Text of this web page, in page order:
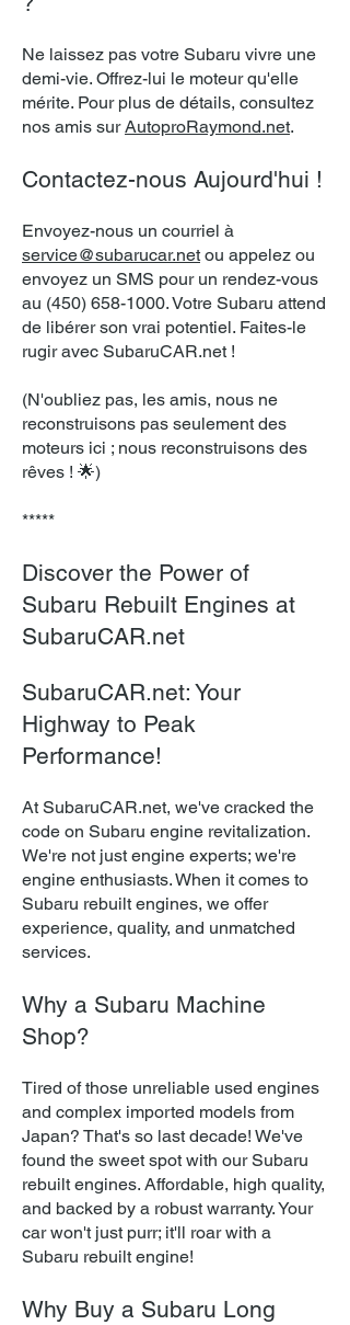
Ne laissez pas votre Subaru vivre une
demi-vie. Offrez-lui le moteur qu'elle
mérite. Pour plus de détails, consultez
nos amis surAutoproRaymond.net.
Contactez-nous Aujourd'hui !
Envoyez-nous un courriel à
service@subarucar.netou appelez ou
envoyez un SMS pour un rendez-vous
au (450) 658-1000. Votre Subaru attend
de libérer son vrai potentiel. Faites-le
rugir avec SubaruCAR.net !
(N'oubliez pas, les amis, nous ne
reconstruisons pas seulement des
moteurs ici ; nous reconstruisons des
rêves ! 🌟)
*****
Discover the Power of
Subaru Rebuilt Engines at
SubaruCAR.net
SubaruCAR.net: Your
Highway to Peak
Performance!
At SubaruCAR.net, we've cracked the
code on Subaru engine revitalization.
We're not just engine experts; we're
engine enthusiasts. When it comes to
Subaru rebuilt engines, we offer
experience, quality, and unmatched
services.
Why a Subaru Machine
Shop?
Tired of those unreliable used engines
and complex imported models from
Japan? That's so last decade! We've
found the sweet spot with our Subaru
rebuilt engines. Affordable, high quality,
and backed by a robust warranty. Your
car won't just purr; it'll roar with a
Subaru rebuilt engine!
Why Buy a Subaru Long